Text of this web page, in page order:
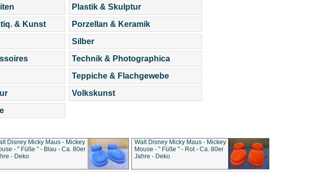
& Kunst
Plastik & Skulptur
Porzellan & Keramik
Silber
Technik & Photographica
Teppiche & Flachgewebe
Volkskunst
Disney Micky Maus - Mickey
- " Füße " - Blau - Ca. 80er
- Deko
Walt Disney Micky Maus - Mickey
Mouse - " Füße " - Rot - Ca. 80er
Jahre - Deko